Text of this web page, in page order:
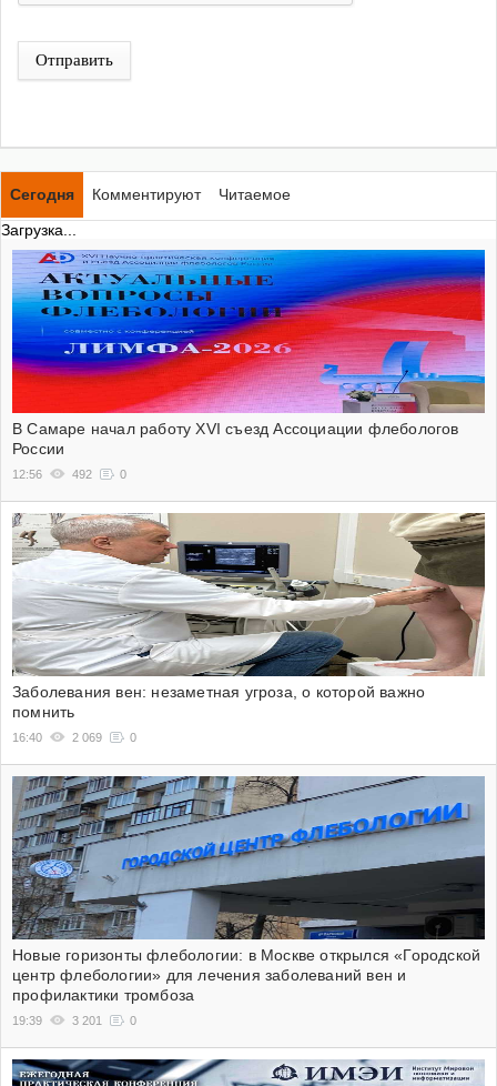
Отправить
Сегодня Комментируют
Читаемое
Загрузка...
В Самаре начал работу XVI съезд Ассоциации флебологов
России
12:56 492 0
Заболевания вен: незаметная угроза, о которой важно
помнить
16:40 2 069 0
Новые горизонты флебологии: в Москве открылся «Городской
центр флебологии» для лечения заболеваний вен и
профилактики тромбоза
19:39 3 201 0